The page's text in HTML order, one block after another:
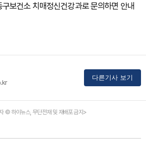
보건소 치매정신건강과로 문의하면 안내
다른기사 보기
© 하이뉴스, 무단전재 및 재배포 금지>